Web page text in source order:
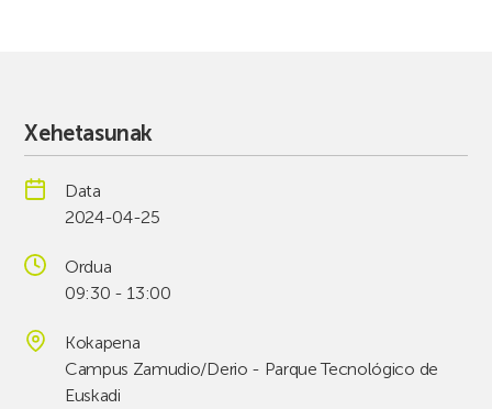
Xehetasunak
Data
2024-04-25
Ordua
09:30 - 13:00
Kokapena
Campus Zamudio/Derio - Parque Tecnológico de
Euskadi